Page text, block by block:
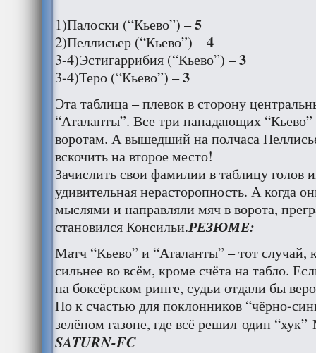
1)Палоски (“Кьево”) –5
2)Пеллисьер (“Кьево”) –4
3-4)Эстигаррибия (“Кьево”) –3
3-4)Теро (“Кьево”) –3
Эта таблица – плевок в сторону
“Аталанты”. Все три нападающих
воротам. А вышедший на полчаса
вскочить на второе место!
Зачислить свои фамилии в таблицу голов
удивительная нерасторопность. А когда
мыслями и направляли мяч в ворота,
становился Консильи.РЕЗЮМЕ:
Матч “Кьево” и “Аталанты” – тот случай,
сильнее во всём, кроме счёта на табло.
на боксёрском ринге, судьи отдали бы
Но к счастью для поклонников “чёрно-
зелёном газоне, где всё решил один
SATURN-FC